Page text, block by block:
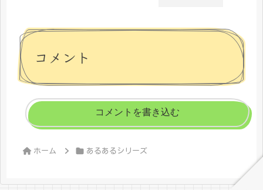
コメント
コメントを書き込む
ホーム あるあるシリーズ